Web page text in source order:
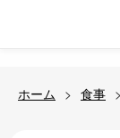
ホーム 食事